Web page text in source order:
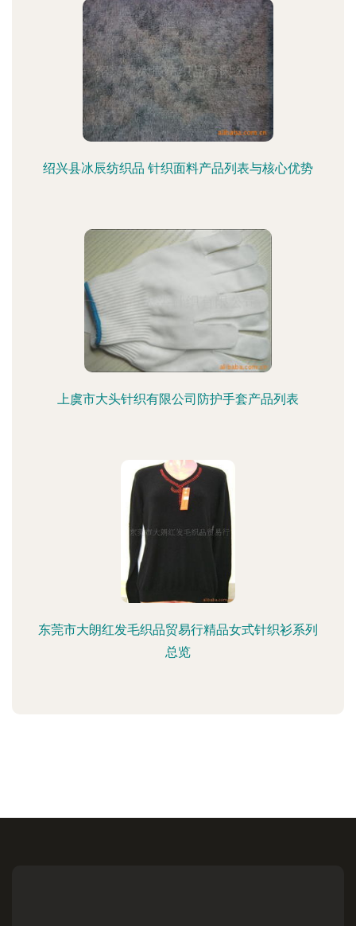
绍兴县冰辰纺织品 针织面料产品列表与核心优势
上虞市大头针织有限公司防护手套产品列表
东莞市大朗红发毛织品贸易行精品女式针织衫系列
总览